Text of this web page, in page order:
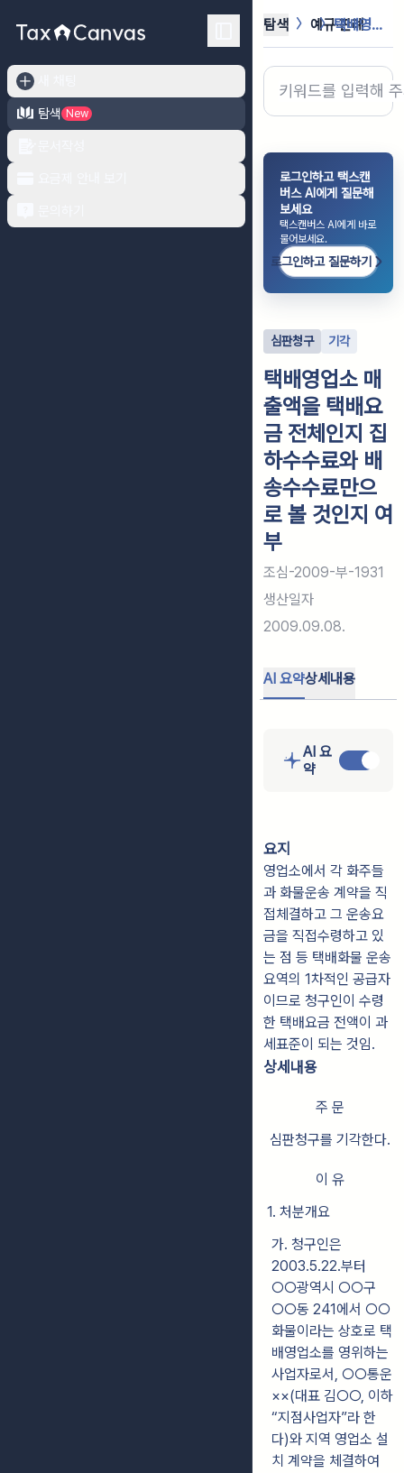
탐색
New
탐색 예규·판례 택배영업소 매출액을 택배요금 전체인지...
로그인하고 택스캔
버스 AI에게 질문해
보세요
택스캔버스 AI에게 바로
물어보세요.
로그인하고 질문하기
심판청구 기각
택배영업소 매
출액을 택배요
금 전체인지 집
하수수료와 배
송수수료만으
로 볼 것인지 여
부
조심-2009-부-1931
생산일자
2009.09.08.
AI 요약상세내용
AI 요
약
요지
영업소에서 각 화주들
과 화물운송 계약을 직
접체결하고 그 운송요
금을 직접수령하고 있
는 점 등 택배화물 운송
요역의 1차적인 공급자
이므로 청구인이 수령
한 택배요금 전액이 과
세표준이 되는 것임.
상세내용
주 문
심판청구를 기각한다.
이 유
1. 처분개요
가. 청구인은
2003.5.22.부터
○○광역시 ○○구
○○동 241에서 ○○
화물이라는 상호로 택
배영업소를 영위하는
사업자로서, ○○통운
××(대표 김○○, 이하
“지점사업자”라 한
다)와 지역 영업소 설
치 계약을 체결하여